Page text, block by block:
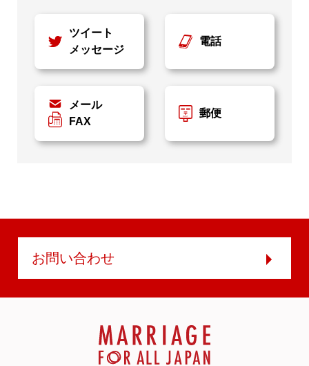
ツイート
メッセージ
電話
メール
FAX
郵便
お問い合わせ